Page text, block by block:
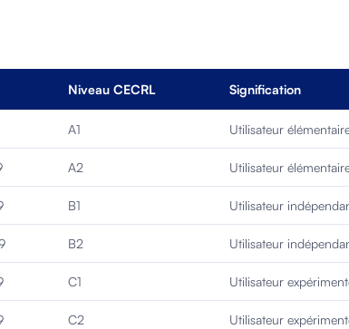
Niveau CECRL Signification
A1 Utilisateur
A2 Utilisateur
B1 Utilisateur
B2 Utilisateur
C1 Utilisateur
C2 Utilisateur